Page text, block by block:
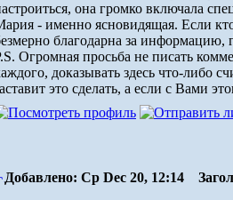
она громко включала
- именно ясновидящая. Если
благодарна за информацию,
Огромная просьба не писать
доказывать здесь что-либо
это сделать, а если с Вами
Добавлено: Ср Dec 20, 12:14